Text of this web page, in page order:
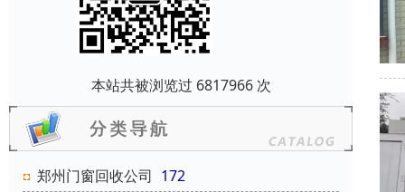
本站共被浏览过 6817966 次
郑州门窗回收公司 172